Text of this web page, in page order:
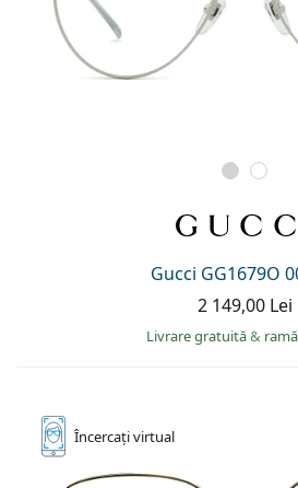
Gucci GG1679O
2 149,00 Lei
Livrare gratuită&
Încercațivirtual